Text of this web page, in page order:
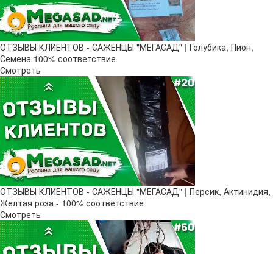
ОТЗЫВЫ КЛИЕНТОВ - САЖЕНЦЫ "МЕГАСАД" | Голубика, Пион,
Семена 100% соответствие
Смотреть
ОТЗЫВЫ КЛИЕНТОВ - САЖЕНЦЫ "МЕГАСАД" | Персик, Актинидия,
Желтая роза - 100% соответствие
Смотреть